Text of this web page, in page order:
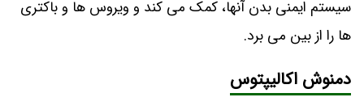
سیستم ایمنی بدن آنها، کمک می کند و ویروس ها و باکتری
ها را از بین می برد.
دمنوش اکالیپتوس